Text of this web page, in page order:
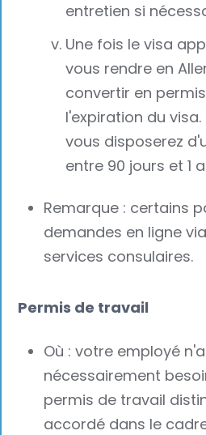
entretien si
Une fois le visa
vous rendre en
convertir en
l'expiration du visa.
vous disposerez
entre 90 jours et 1
Remarque : certains
demandes en ligne
services consulaires.
Permis de travail
Où : votre employé
nécessairement
permis de travail
accordé dans le